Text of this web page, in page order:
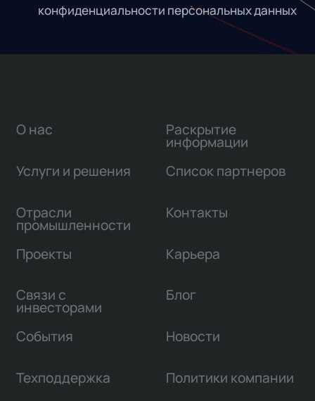
конфиденциальности персональных данных
О нас
Услуги и решения
Отрасли
промышленности
Проекты
Связи с
инвесторами
Раскрытие
информации
Список партнеров
Контакты
Карьера
Блог
События Новости
Техподдержка Политики компании